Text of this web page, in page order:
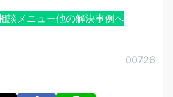
談メニュー他の解決事例へ
00726